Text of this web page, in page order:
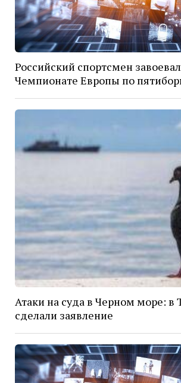
Российский спортсмен
Чемпионате Европы по
Атаки на суда в Черном море: в
сделали заявление